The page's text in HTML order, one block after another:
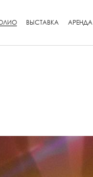
ВЫСТАВКА АРЕНДА